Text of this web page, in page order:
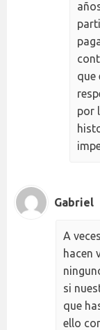
que
por
Gabriel
A
hacen
si
que
ello